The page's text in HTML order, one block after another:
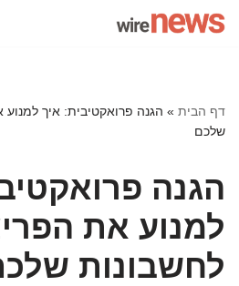
דף הבית » הגנה פרואקטיבית: איך
שלכם
הגנה
למנוע את
לחשבונות